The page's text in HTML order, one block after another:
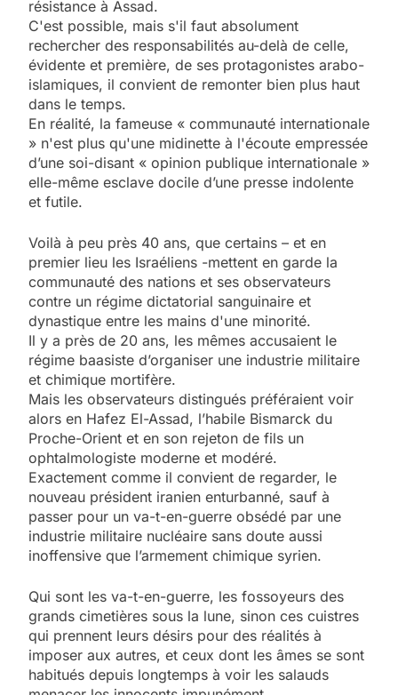
résistance à Assad.
C'est possible, mais s'il faut absolument
rechercher des responsabilités au-delà de celle,
évidente et première, de ses protagonistes arabo-
islamiques, il convient de remonter bien plus haut
dans le temps.
En réalité, la fameuse « communauté internationale
» n'est plus qu'une midinette à l'écoute empressée
d’une soi-disant « opinion publique internationale »
elle-même esclave docile d’une presse indolente
et futile.
Voilà à peu près 40 ans, que certains – et en
premier lieu les Israéliens -mettent en garde la
communauté des nations et ses observateurs
contre un régime dictatorial sanguinaire et
dynastique entre les mains d'une minorité.
Il y a près de 20 ans, les mêmes accusaient le
régime baasiste d’organiser une industrie militaire
et chimique mortifère.
Mais les observateurs distingués préféraient voir
alors en Hafez El-Assad, l’habile Bismarck du
Proche-Orient et en son rejeton de fils un
ophtalmologiste moderne et modéré.
Exactement comme il convient de regarder, le
nouveau président iranien enturbanné, sauf à
passer pour un va-t-en-guerre obsédé par une
industrie militaire nucléaire sans doute aussi
inoffensive que l’armement chimique syrien.
Qui sont les va-t-en-guerre, les fossoyeurs des
grands cimetières sous la lune, sinon ces cuistres
qui prennent leurs désirs pour des réalités à
imposer aux autres, et ceux dont les âmes se sont
habitués depuis longtemps à voir les salauds